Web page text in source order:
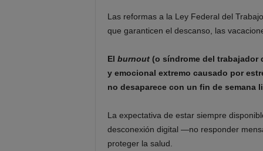
Las reformas a la Ley Federal del
que garanticen el descanso, las
El burnout(o síndrome del trabajador
y emocional extremo causado por
no desaparece con un fin de semana
La expectativa de estar siempre
desconexión digital —no responder
proteger la salud.